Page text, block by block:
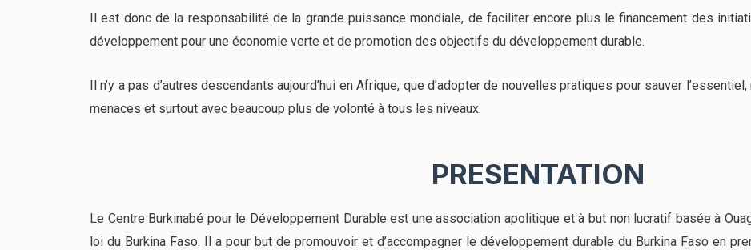
Il est donc de la responsabilité de la grande puissance mondiale, de faciliter encore plus le financement des
développement pour une économie verte et de promotion des objectifs du développement durable.
Il n’y a pas d’autres descendants aujourd’hui en Afrique, que d’adopter de nouvelles pratiques pour sauver
menaces et surtout avec beaucoup plus de volonté à tous les niveaux.
PRESENTATION
Le Centre Burkinabé pour le Développement Durable est une association apolitique et à but non lucratif basée à
loi du Burkina Faso. Il a pour but de promouvoir et d’accompagner le développement durable du Burkina Faso en